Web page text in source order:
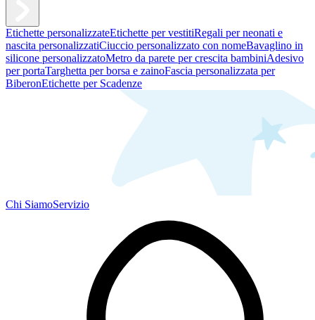
Etichette personalizzateEtichette per vestitiRegali per neonati e
nascita personalizzatiCiuccio personalizzato con nomeBavaglino in
silicone personalizzatoMetro da parete per crescita bambiniAdesivo
per portaTarghetta per borsa e zainoFascia personalizzata per
BiberonEtichette per Scadenze
Chi SiamoServizio